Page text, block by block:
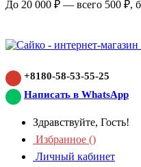
До 20 000 ₽ — всего 500 ₽,
+8180-58-53-55-25
Написать в WhatsApp
Здравствуйте, Гость!
Избранное ()
Личный кабинет